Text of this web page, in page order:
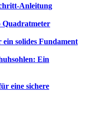
Anleitung
Quadratmeter
solides Fundament
Ein
eine sichere